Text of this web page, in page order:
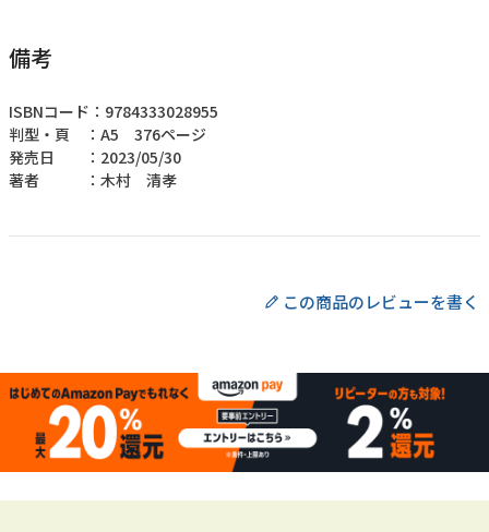
備考
ISBNコード：9784333028955
判型・頁 ：A5 376ページ
発売日 ：2023/05/30
著者 ：木村 清孝